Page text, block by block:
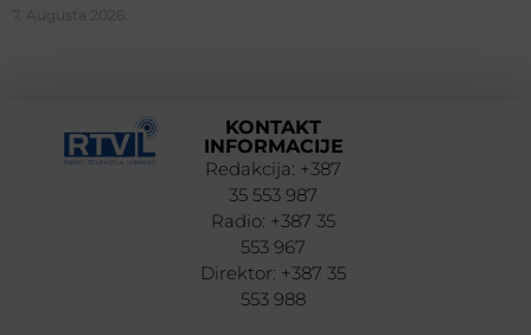
7. Augusta 2026.
KONTAKT
INFORMACIJE
Redakcija: +387
35 553 987
Radio: +387 35
553 967
Direktor: +387 35
553 988